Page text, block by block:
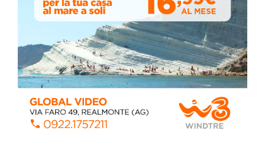
📅 ESTATE MEDITERRANEA 2026 – COMUNE DI
SICULIANA
July 24, 2026
Siculiana, concerto del 1° Maggio 2026 in
Piazza Umberto I: arrivano I Cugini di
Campagna
April 14, 2026